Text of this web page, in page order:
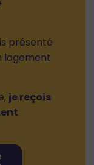
présenté
logement
je reçois